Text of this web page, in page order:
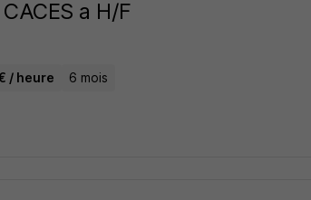
a H/F
/ heure 6 mois